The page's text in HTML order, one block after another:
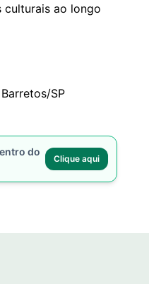
culturais ao longo
SP
do
Clique aqui